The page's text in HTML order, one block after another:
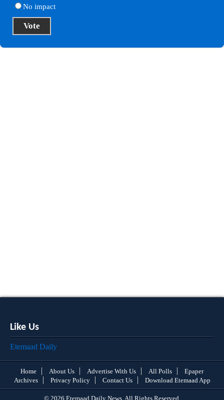
No impact
Like Us
Etemaad Daily
Home About Us Advertise With Us All Polls
Epaper
Archives
Privacy Policy Contact Us Download Etemaad App
© 2026 Etemaad Daily News, All Rights Reserved.